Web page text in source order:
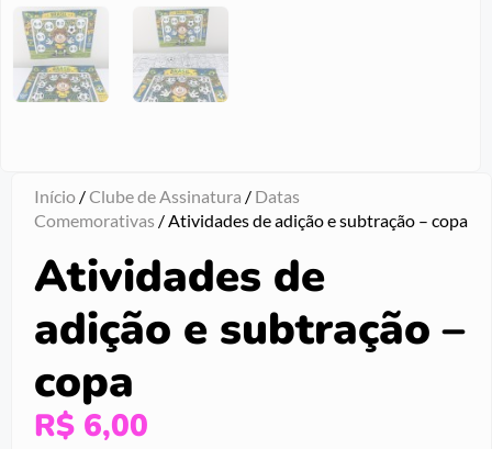
Início /Clube de Assinatura / Datas
Comemorativas / Atividades de adição e subtração – copa
Atividades de
adição e subtração –
copa
R$ 6,00